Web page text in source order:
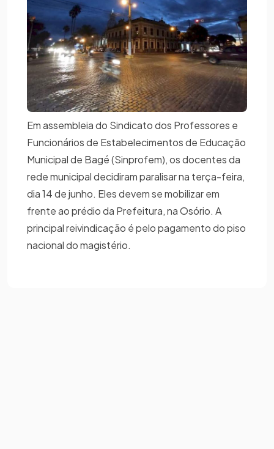
Em assembleia do Sindicato dos Professores e
Funcionários de Estabelecimentos de Educação
Municipal de Bagé (Sinprofem), os docentes da
rede municipal decidiram paralisar na terça-feira,
dia 14 de junho. Eles devem se mobilizar em
frente ao prédio da Prefeitura, na Osório. A
principal reivindicação é pelo pagamento do piso
nacional do magistério.